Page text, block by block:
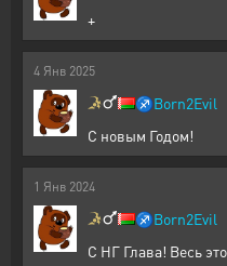
+
4 Янв 2025
♐Born2Evil
С новым Годом!
1 Янв 2024
♐Born2Evil
С НГ Глава! Весь